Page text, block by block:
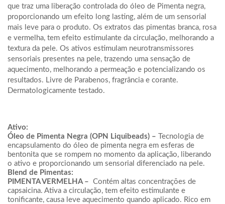
que traz uma liberação controlada do óleo de Pimenta negra,
proporcionando um efeito long lasting, além de um sensorial
mais leve para o produto. Os extratos das pimentas branca, rosa
e vermelha, tem efeito estimulante da circulação, melhorando a
textura da pele. Os ativos estimulam neurotransmissores
sensoriais presentes na pele, trazendo uma sensação de
aquecimento, melhorando a permeação e potencializando os
resultados. Livre de Parabenos, fragrância e corante.
Dermatologicamente testado.
Ativo:
Óleo de Pimenta Negra (OPN Liquibeads) – Tecnologia de
encapsulamento do óleo de pimenta negra em esferas de
bentonita que se rompem no momento da aplicação, liberando
o ativo e proporcionando um sensorial diferenciado na pele.
Blend de Pimentas:
PIMENTA VERMELHA – Contém altas concentrações de
capsaicina. Ativa a circulação, tem efeito estimulante e
tonificante, causa leve aquecimento quando aplicado. Rico em